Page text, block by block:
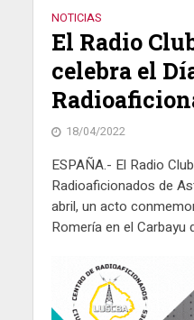
NOTICIAS
El Radio
celebra el
18/04/2022
ESPAÑA.- El Radio
Radioaficionados de
abril, un acto
Romería en el Carbayu